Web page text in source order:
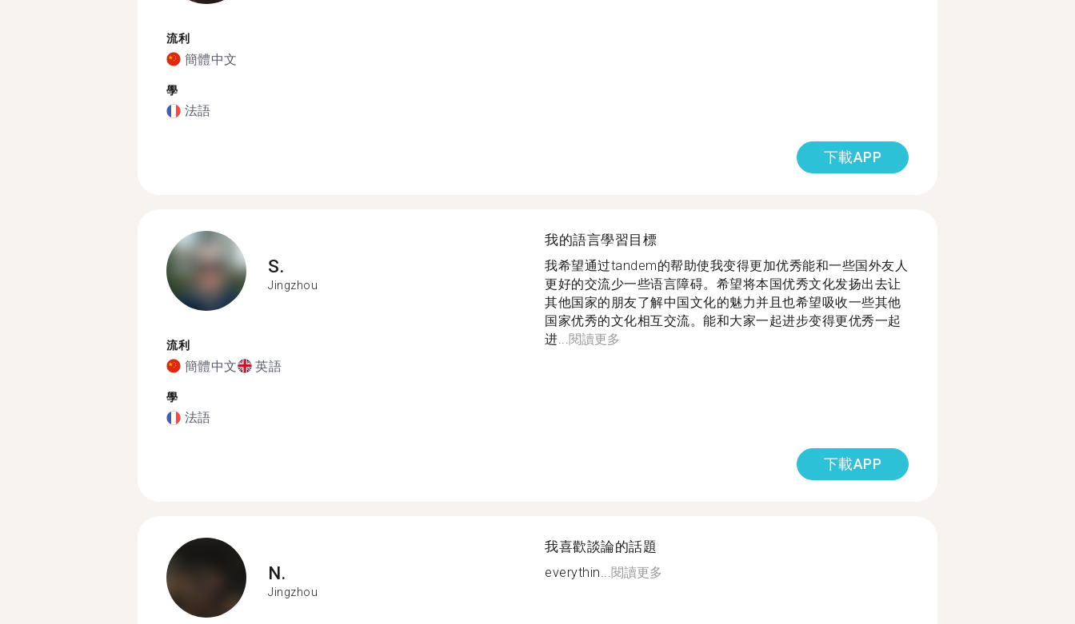
流利
簡體中文
學
法語
下載APP
S.
Jingzhou
流利
簡體中文 英語
學
法語
我的語言學習目標
我希望通过tandem的帮助使我变得更加优秀能和一些国外友人
更好的交流少一些语言障碍。希望将本国优秀文化发扬出去让
其他国家的朋友了解中国文化的魅力并且也希望吸收一些其他
国家优秀的文化相互交流。能和大家一起进步变得更优秀一起
进...閱讀更多
下載APP
N.
Jingzhou
我喜歡談論的話題
everythin...閱讀更多